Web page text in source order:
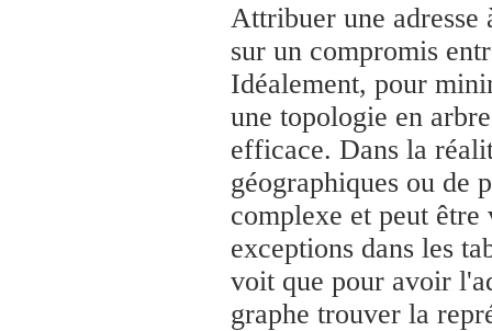
Attribuer une adresse
sur un compromis
Idéalement, pour
une topologie en
efficace. Dans la
géographiques ou de
complexe et peut
exceptions dans les
voit que pour avoir
graphe trouver la